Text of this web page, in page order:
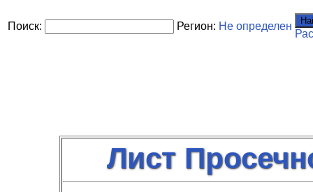
Поиск: Регион: Не определен
Лист